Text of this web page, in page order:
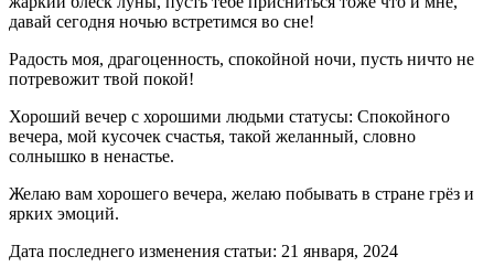
давай сегодня ночью встретимся во сне!
Радость моя, драгоценность, спокойной ночи, пусть ничто не
потревожит твой покой!
Хороший вечер с хорошими людьми статусы: Спокойного
вечера, мой кусочек счастья, такой желанный, словно
солнышко в ненастье.
Желаю вам хорошего вечера, желаю побывать в стране грёз и
ярких эмоций.
Дата последнего изменения статьи: 21 января, 2024